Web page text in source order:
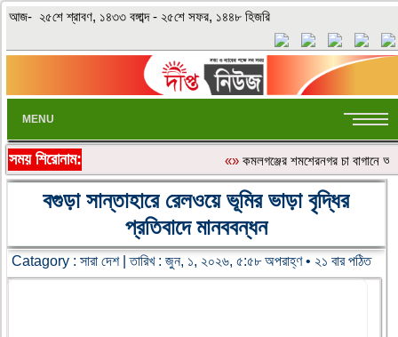
আজ- ২৫শে শ্রাবণ, ১৪৩৩ বঙ্গাব্দ - ২৫শে সফর, ১৪৪৮ হিজরি
MENU
সময় শিরোনাম: «»কমলগঞ্জের শমশেরনগর চা বাগানে
বগুড়া সান্তাহারে রেলওয়ে ভূমির ভাড়া বৃদ্ধির
প্রতিবাদে মানববন্ধন
Catagory : সারা দেশ| তারিখ : জুন, ১, ২০২৬, ৫:৫৮ অপরাহ্ণ • ২১ বার পঠিত